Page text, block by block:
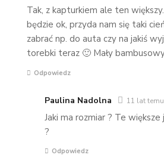
Tak, z kapturkiem ale ten
będzie ok, przyda nam się taki
zabrać np. do auta czy na jakiś
torebki teraz 🙂 Mały
Odpowiedz
Paulina Nadolna 11 lat temu
Jaki ma rozmiar ? Te
?
Odpowiedz